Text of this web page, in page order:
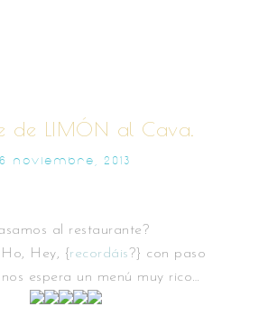
de LIMÓN al Cava.
6 NOVIEMBRE, 2013
al restaurante?
Hey, {recordáis?} con paso
espera un menú muy rico…